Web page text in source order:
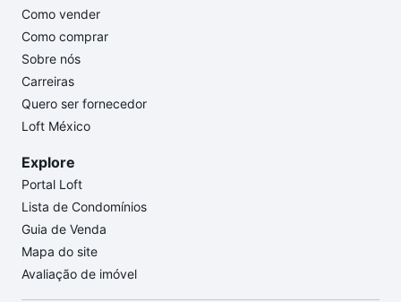
Como vender
Como comprar
Sobre nós
Carreiras
Quero ser fornecedor
Loft México
Explore
Portal Loft
Lista de Condomínios
Guia de Venda
Mapa do site
Avaliação de imóvel